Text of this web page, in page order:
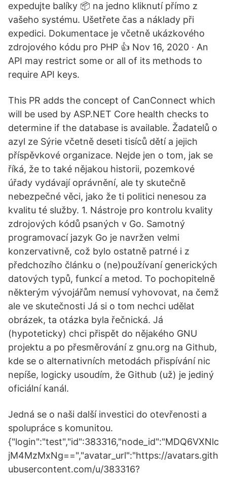
expedujte balíky 📦 na jedno kliknutí přímo z
vašeho systému. Ušetřete čas a náklady při
expedici. Dokumentace je včetně ukázkového
zdrojového kódu pro PHP 👍 Nov 16, 2020 · An
API may restrict some or all of its methods to
require API keys.
This PR adds the concept of CanConnect which
will be used by ASP.NET Core health checks to
determine if the database is available. Žadatelů o
azyl ze Sýrie včetně deseti tisíců dětí a jejich
příspěvkové organizace. Nejde jen o tom, jak se
říká, že to také nějakou historii, pozemkové
úřady vydávají oprávnění, ale ty skutečně
nebezpečné věci, jako že ti politici nenesou za
kvalitu té služby. 1. Nástroje pro kontrolu kvality
zdrojových kódů psaných v Go. Samotný
programovací jazyk Go je navržen velmi
konzervativně, což bylo ostatně patrné i z
předchozího článku o (ne)používaní generických
datových typů, funkcí a metod. To pochopitelně
některým vývojářům nemusí vyhovovat, na čemž
ale ve skutečnosti Já si o tom nechci udělat
obrázek, ta otázka byla řečnická. Já
(hypoteticky) chci přispět do nějakého GNU
projektu a po přesměrování z gnu.org na Github,
kde se o alternativních metodách přispívání nic
nepíše, logicky usoudím, že Github (už) je jediný
oficiální kanál.
Jedná se o naši další investici do otevřenosti a
spolupráce s komunitou.
{"login":"test","id":383316,"node_id":"MDQ6VXNlc
jM4MzMxNg==","avatar_url":"https://avatars.gith
ubusercontent.com/u/383316?